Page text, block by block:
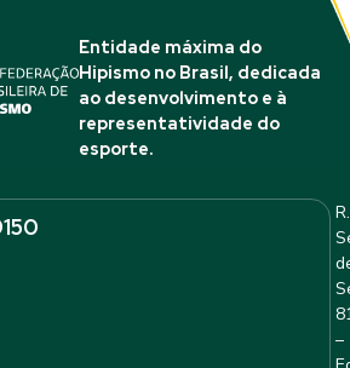
Entidade máxima do
Hipismo no Brasil, dedicada
ao desenvolvimento e à
representatividade do
esporte.
R.
–